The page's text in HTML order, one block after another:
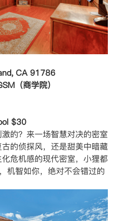
CA 91786
（商学院）
$30
的？来一场智慧对决的密室
的侦探风，还是甜美中暗藏
危机感的现代密室，小狸都
机智如你，绝对不会错过的